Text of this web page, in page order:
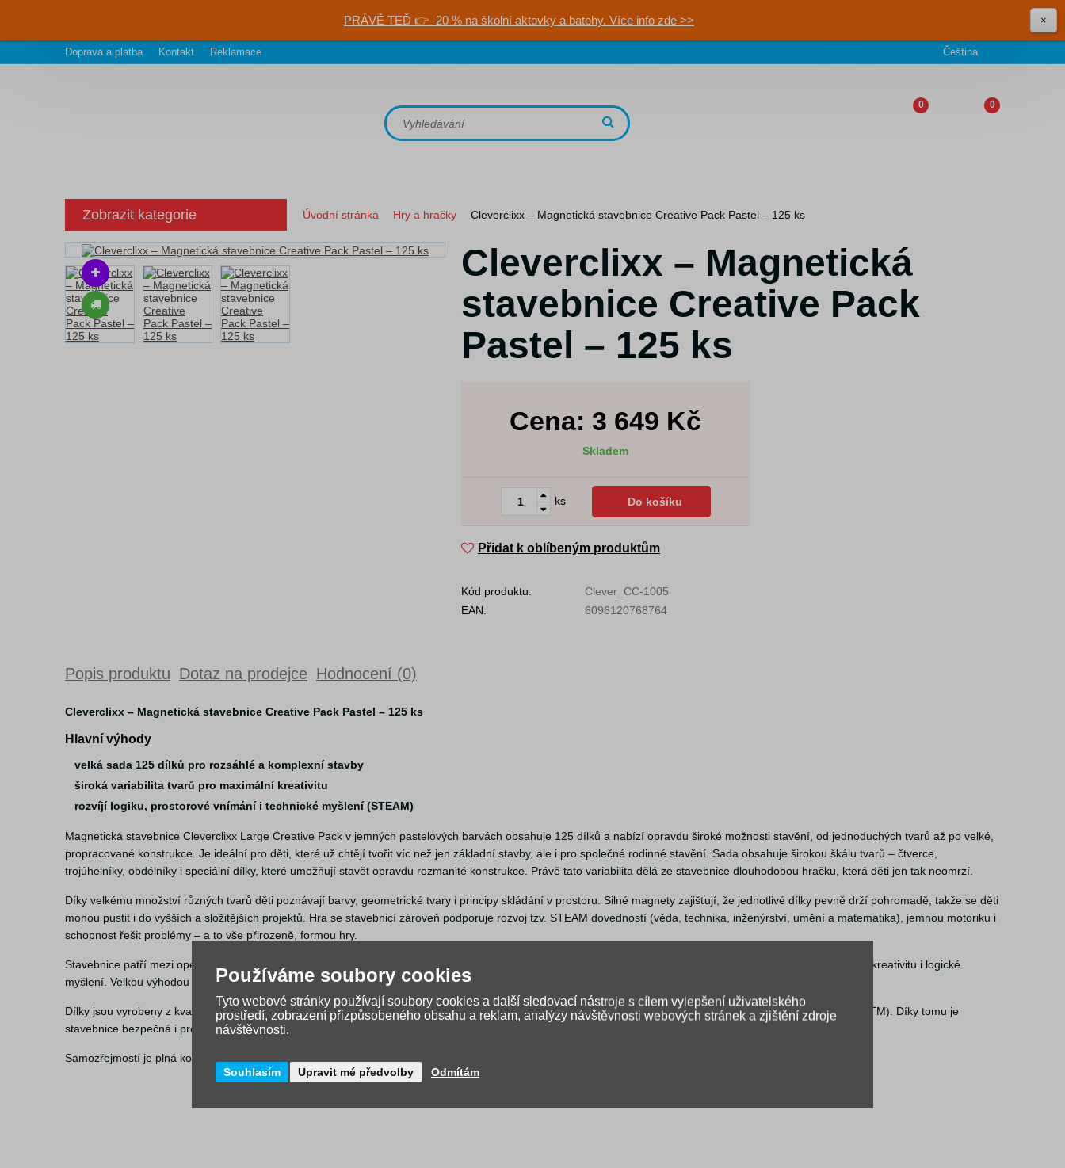
PRÁVĚ TEĎ 👉 -20 % na školní aktovky a batohy. Více info zde >> ×
Doprava a platba Kontakt Reklamace Čeština
0 0
Zobrazit kategorie Úvodní stránka Hry a hračky Cleverclixx – Magnetická stavebnice Creative Pack Pastel – 125 ks
Cleverclixx – Magnetická
stavebnice Creative Pack
Pastel – 125 ks
Cena: 3 649 Kč
Skladem
ks Do košíku
Přidat k oblíbeným produktům
Kód produktu:
Clever_CC-1005
EAN:
6096120768764
Popis produktu Dotaz na prodejce Hodnocení (0)
Cleverclixx – Magnetická stavebnice Creative Pack Pastel – 125 ks
Hlavní výhody
velká sada 125 dílků pro rozsáhlé a komplexní stavby
široká variabilita tvarů pro maximální kreativitu
rozvíjí logiku, prostorové vnímání i technické myšlení (STEAM)
Magnetická stavebnice Cleverclixx Large Creative Pack v jemných pastelových barvách obsahuje 125 dílků a nabízí opravdu široké možnosti stavění, od jednoduchých tvarů až po velké,
propracované konstrukce. Je ideální pro děti, které už chtějí tvořit víc než jen základní stavby, ale i pro společné rodinné stavění. Sada obsahuje širokou škálu tvarů – čtverce,
trojúhelníky, obdélníky i speciální dílky, které umožňují stavět opravdu rozmanité konstrukce. Právě tato variabilita dělá ze stavebnice dlouhodobou hračku, která děti jen tak neomrzí.
Díky velkému množství různých tvarů děti poznávají barvy, geometrické tvary i principy skládání v prostoru. Silné magnety zajišťují, že jednotlivé dílky pevně drží pohromadě, takže se děti
mohou pustit i do vyšších a složitějších projektů. Hra se stavebnicí zároveň podporuje rozvoj tzv. STEAM dovedností (věda, technika, inženýrství, umění a matematika), jemnou motoriku i
schopnost řešit problémy – a to vše přirozeně, formou hry.
Stavebnice patří mezi open-ended hračky, které nemají pevně daný scénář, takže děti samy objevují, co všechno lze vytvořit. Právě tím přirozeně rozvíjí fantazii, kreativitu i logické
myšlení. Velkou výhodou je i možnost stavět nejen na podlaze, ale i na vertikálních magnetických plochách, například na topení, lednici nebo magnetické tabuli.
Dílky jsou vyrobeny z kvalitního a odolného plastu (MABS), který je zdravotně nezávadný – neobsahuje BPA a splňuje přísné bezpečnostní normy (CE, EN71, ASTM). Díky tomu je
stavebnice bezpečná i pro menší děti a zároveň vydrží každodenní hraní.
Samozřejmostí je plná kompatibilita se všemi dalšími stavebnicemi Cleverclixx i podobnými magnetickými systémy, takže ji můžete kdykoliv rozšířit.
Používáme soubory cookies
Tyto webové stránky používají soubory cookies a další sledovací nástroje s cílem vylepšení uživatelského
prostředí, zobrazení přizpůsobeného obsahu a reklam, analýzy návštěvnosti webových stránek a zjištění zdroje
návštěvnosti.
Souhlasím Upravit mé předvolby Odmítám